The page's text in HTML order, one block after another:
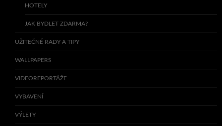
HOTELY
JAK BYDLET ZDARMA?
UŽITEČNÉ RADY A TIPY
WALLPAPERS
VIDEOREPORTÁŽE
VYBAVENÍ
VÝLETY